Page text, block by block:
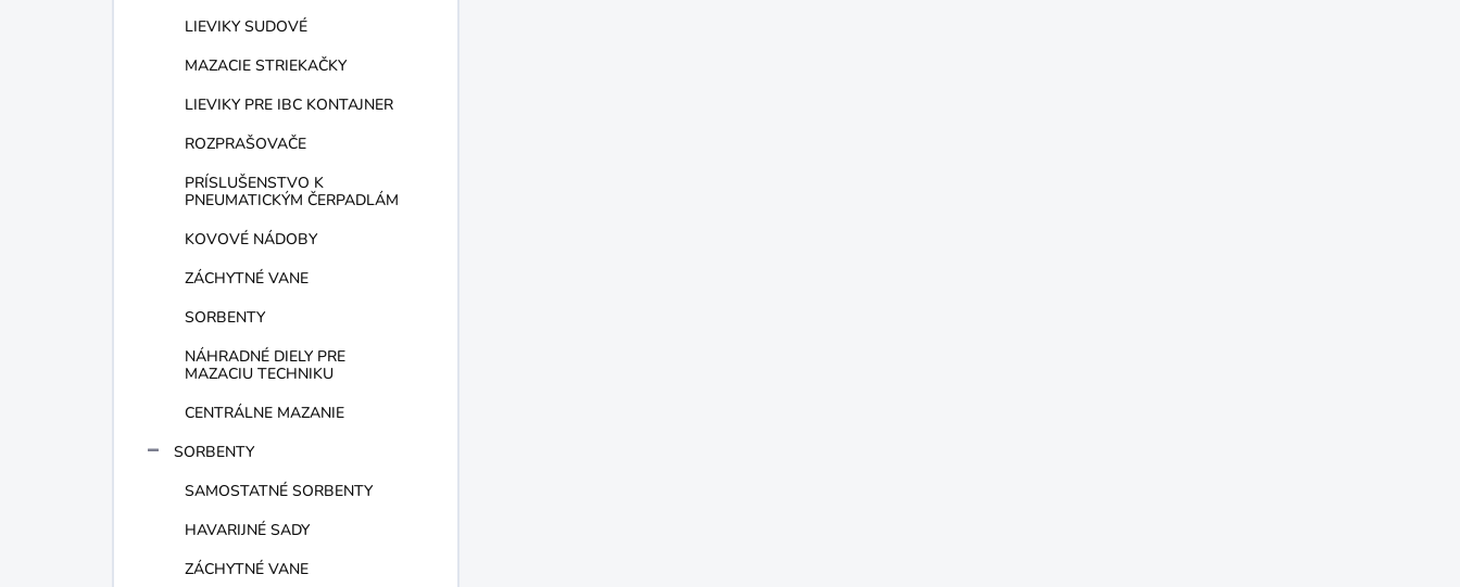
LIEVIKY SUDOVÉ
MAZACIE STRIEKAČKY
LIEVIKY PRE IBC KONTAJNER
ROZPRAŠOVAČE
PRÍSLUŠENSTVO K
PNEUMATICKÝM ČERPADLÁM
KOVOVÉ NÁDOBY
ZÁCHYTNÉ VANE
SORBENTY
NÁHRADNÉ DIELY PRE
MAZACIU TECHNIKU
CENTRÁLNE MAZANIE
SORBENTY
SAMOSTATNÉ SORBENTY
HAVARIJNÉ SADY
ZÁCHYTNÉ VANE